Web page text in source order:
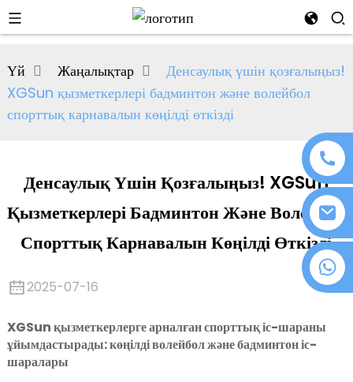
Үй Жаңалықтар
Денсаулық үшін қозғалыңыз!
XGSun қызметкерлері бадминтон және волейбол
спорттық карнавалын көңілді өткізді
Денсаулық Үшін Қозғалыңыз! XGSun
Қызметкерлері Бадминтон Және Волейбол
Спорттық Карнавалын Көңілді Өткізді
2025-07-16
XGSun қызметкерлерге арналған спорттық іс-шараны
ұйымдастырады: көңілді волейбол және бадминтон іс-
шаралары